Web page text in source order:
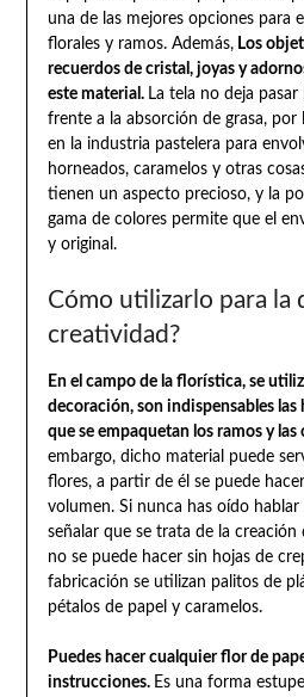
una de las mejores opciones para
florales y ramos. Además,Los
recuerdos de cristal, joyas y
este material. La tela no deja
frente a la absorción de grasa,
en la industria pastelera para
horneados, caramelos y otras
tienen un aspecto precioso, y la
gama de colores permite que el
y original.
Cómo utilizarlo para la
creatividad?
En el campo de la florística, se
decoración, son indispensables las
que se empaquetan los ramos y
embargo, dicho material puede
flores, a partir de él se puede
volumen. Si nunca has oído
señalar que se trata de la creación
no se puede hacer sin hojas de
fabricación se utilizan palitos de
pétalos de papel y caramelos.
Puedes hacer cualquier flor de
instrucciones. Es una forma